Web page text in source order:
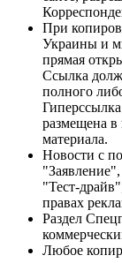
При
Украины и
прямая
Ссылка
полного
размещена в
материала.
Новости с
"Тест-
правах
Раздел
Любое